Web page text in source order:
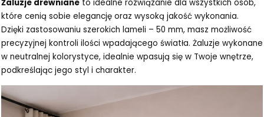
Żaluzje drewniane to idealne rozwiązanie dla wszystkich osób,
które cenią sobie elegancję oraz wysoką jakość wykonania.
Dzięki zastosowaniu szerokich lameli – 50 mm, masz możliwość
precyzyjnej kontroli ilości wpadającego światła. Żaluzje wykonane
w neutralnej kolorystyce, idealnie wpasują się w Twoje wnętrze,
podkreślając jego styl i charakter.